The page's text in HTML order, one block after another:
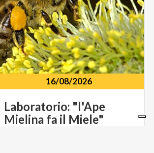
16/08/2026
Laboratorio: "l'Ape
Mielina fa il Miele"